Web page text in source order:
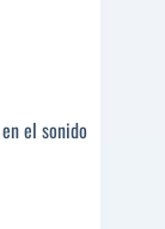
el sonido